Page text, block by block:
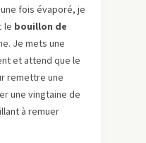
fois évaporé, je
le bouillon de
Je mets une
et attend que le
remettre une
une vingtaine de
à remuer